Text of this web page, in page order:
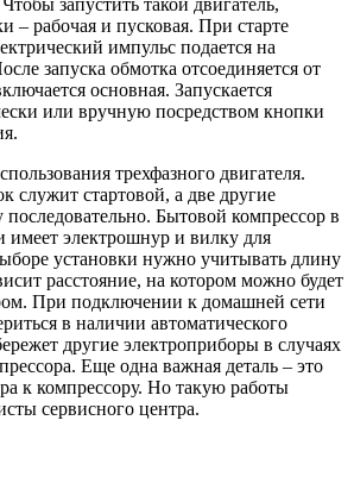
запустить такой двигатель,
– рабочая и пусковая. При старте
импульс подается на
запуска обмотка отсоединяется от
основная. Запускается
или вручную посредством кнопки
трехфазного двигателя.
служит стартовой, а две другие
Бытовой компрессор в
электрошнур и вилку для
установки нужно учитывать длину
расстояние, на котором можно будет
При подключении к домашней сети
в наличии автоматического
другие электроприборы в случаях
Еще одна важная деталь – это
к компрессору. Но такую работы
сервисного центра.